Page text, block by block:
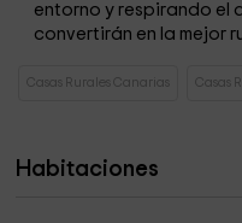
entorno y respirando el
convertirán en la mejor
Casas Rurales Canarias Casas
Habitaciones